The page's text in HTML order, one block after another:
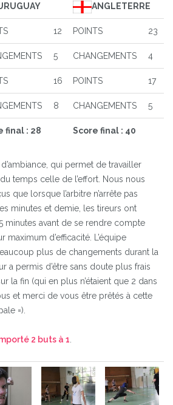
ANGLETERRE
12 POINTS 23
5 CHANGEMENTS 4
16 POINTS 17
8 CHANGEMENTS 5
final : 28 Score final : 40
qui permet de travailler
temps celle de l’effort. Nous nous
que lorsque l’arbitre n’arrête pas
minutes et demie, les tireurs ont
minutes avant de se rendre compte
maximum d’efficacité. L’équipe
plus de changements durant la
a permis d’être sans doute plus frais
la fin (qui en plus n’étaient que 2 dans
et merci de vous être prêtés à cette
=).
2 buts à 1